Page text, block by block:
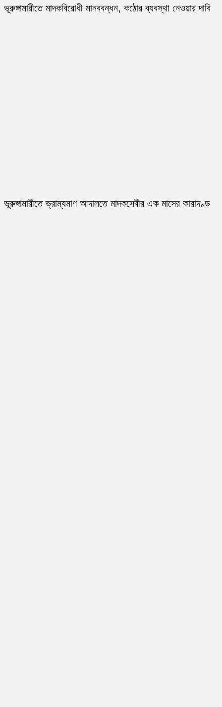
ভূরুঙ্গামারীতে মাদকবিরোধী মানববন্ধন, কঠোর ব্যবস্থা নেওয়ার দাবি
ভূরুঙ্গামারীতে ভ্রাম্যমাণ আদালতে মাদকসেবীর এক মাসের কারাদণ্ড